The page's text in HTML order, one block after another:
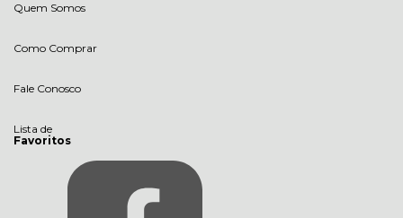
Quem Somos
Como Comprar
Fale Conosco
Lista de
Favoritos